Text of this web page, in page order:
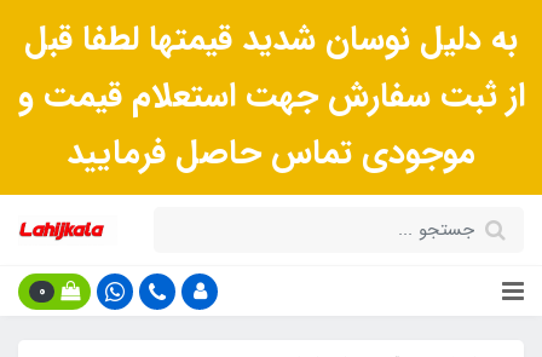
به دلیل نوسان شدید قیمتها لطفا قبل
از ثبت سفارش جهت استعلام قیمت و
موجودی تماس حاصل فرمایید
0